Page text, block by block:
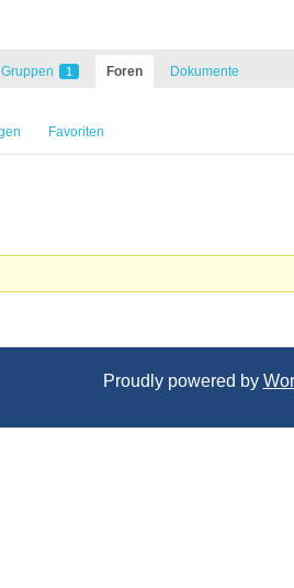
Gruppen 1 Foren Dokumente
Favoriten
Proudly powered by